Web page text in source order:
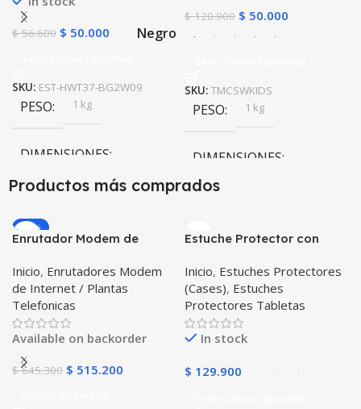
$56.600 $ 50.000 Negro
SKU: EST-HWT37-BG2W09
PESO 1 kg
DIMENSIONES
20 × 20 × 20 cm
COLOR Negro
$120.900 $ 50.000
SKU: TMCSWKIDS
PESO 1 kg
DIMENSIONES
COLOR
Negro Azul ,Verde
Azul Oscuro
Productos más comprados
-20%
Enrutador Modem de
Libre Todo Operador 4G
LTE SIMCARD
Inicio, Enrutadores Modem
de Internet / Plantas
Telefonicas
Available on backorder
$645.300 $ 515.200
Estuche Protector con
Tablet Samsung Galaxy
Tab A8 10.5 2021 – 2022
SM-x200 SM-x205 Anti
golpes con soporte
Inicio, Estuches Protectores
(Cases), Estuches
Protectores Tabletas
In stock
$ 129.900